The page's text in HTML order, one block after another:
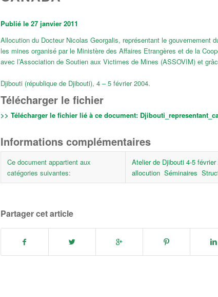
Publié le 27 janvier 2011
Allocution du Docteur Nicolas Georgalis, représentant le gouvernement
les mines organisé par le Ministère des Affaires Etrangères et de la
avec l’Association de Soutien aux Victimes de Mines (ASSOVIM) et
Djibouti (république de Djibouti), 4 – 5 février 2004.
Télécharger le fichier
>> Télécharger le fichier lié à ce document:
Informations complémentaires
Ce document appartient aux
catégories suivantes:
Atelier de Djibouti 4-5 février
allocution Séminaires
Partager cet article